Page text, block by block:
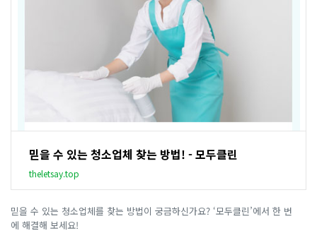
믿을 수 있는 청소업체 찾는 방법! - 모두클린
theletsay.top
믿을 수 있는 청소업체를 찾는 방법이 궁금하신가요? ‘모두클린’에서 한 번
에 해결해 보세요!